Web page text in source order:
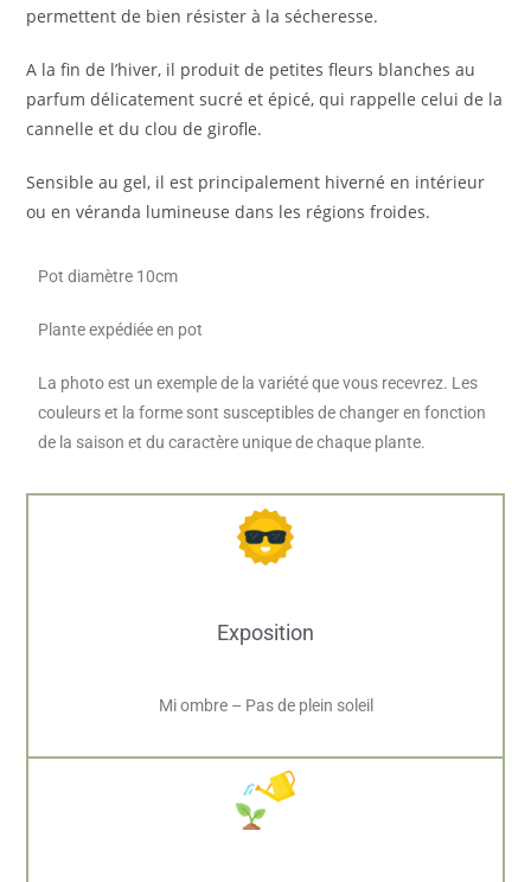
permettent de bien résister à la sécheresse.
A la fin de l’hiver, il produit de petites fleurs blanches au
parfum délicatement sucré et épicé, qui rappelle celui de la
cannelle et du clou de girofle.
Sensible au gel, il est principalement hiverné en intérieur
ou en véranda lumineuse dans les régions froides.
Pot diamètre 10cm
Plante expédiée en pot
La photo est un exemple de la variété que vous recevrez. Les
couleurs et la forme sont susceptibles de changer en fonction
de la saison et du caractère unique de chaque plante.
Exposition
Mi ombre – Pas de plein soleil